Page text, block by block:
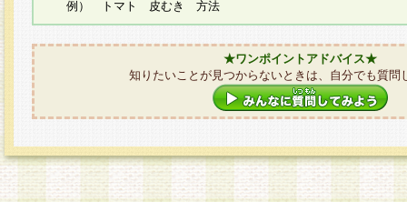
例） トマト 皮むき 方法
★ワンポイントアドバイス★
知りたいことが見つからないときは、自分でも質問